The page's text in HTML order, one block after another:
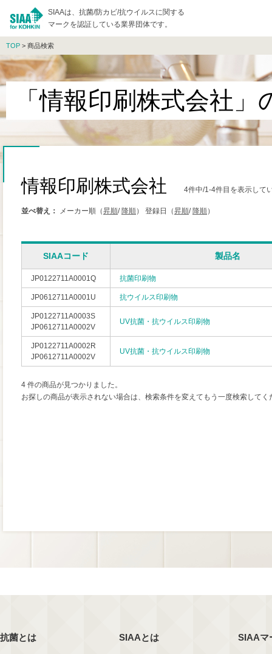
SIAAは、抗菌/防カビ/抗ウイルスに関する
マークを認証している業界団体です。
TOP > 商品検索
「情報印刷株式会社」
情報印刷株式会社 4件中/1-4件目を表示して
並べ替え： メーカー順（昇順/ 降順） 登録日（昇順/ 降順）
SIAAコード 製品名
JP0122711A0001Q 抗菌印刷物
JP0612711A0001U 抗ウイルス印刷物
JP0122711A0003S
JP0612711A0002V
UV抗菌・抗ウイルス印刷物
JP0122711A0002R
JP0612711A0002V
UV抗菌・抗ウイルス印刷物
4 件の商品が見つかりました。
お探しの商品が表示されない場合は、検索条件を変えてもう一度検索してく
抗菌とは SIAAとは SIAAマ